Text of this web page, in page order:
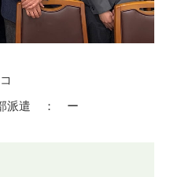
遣 ： ー